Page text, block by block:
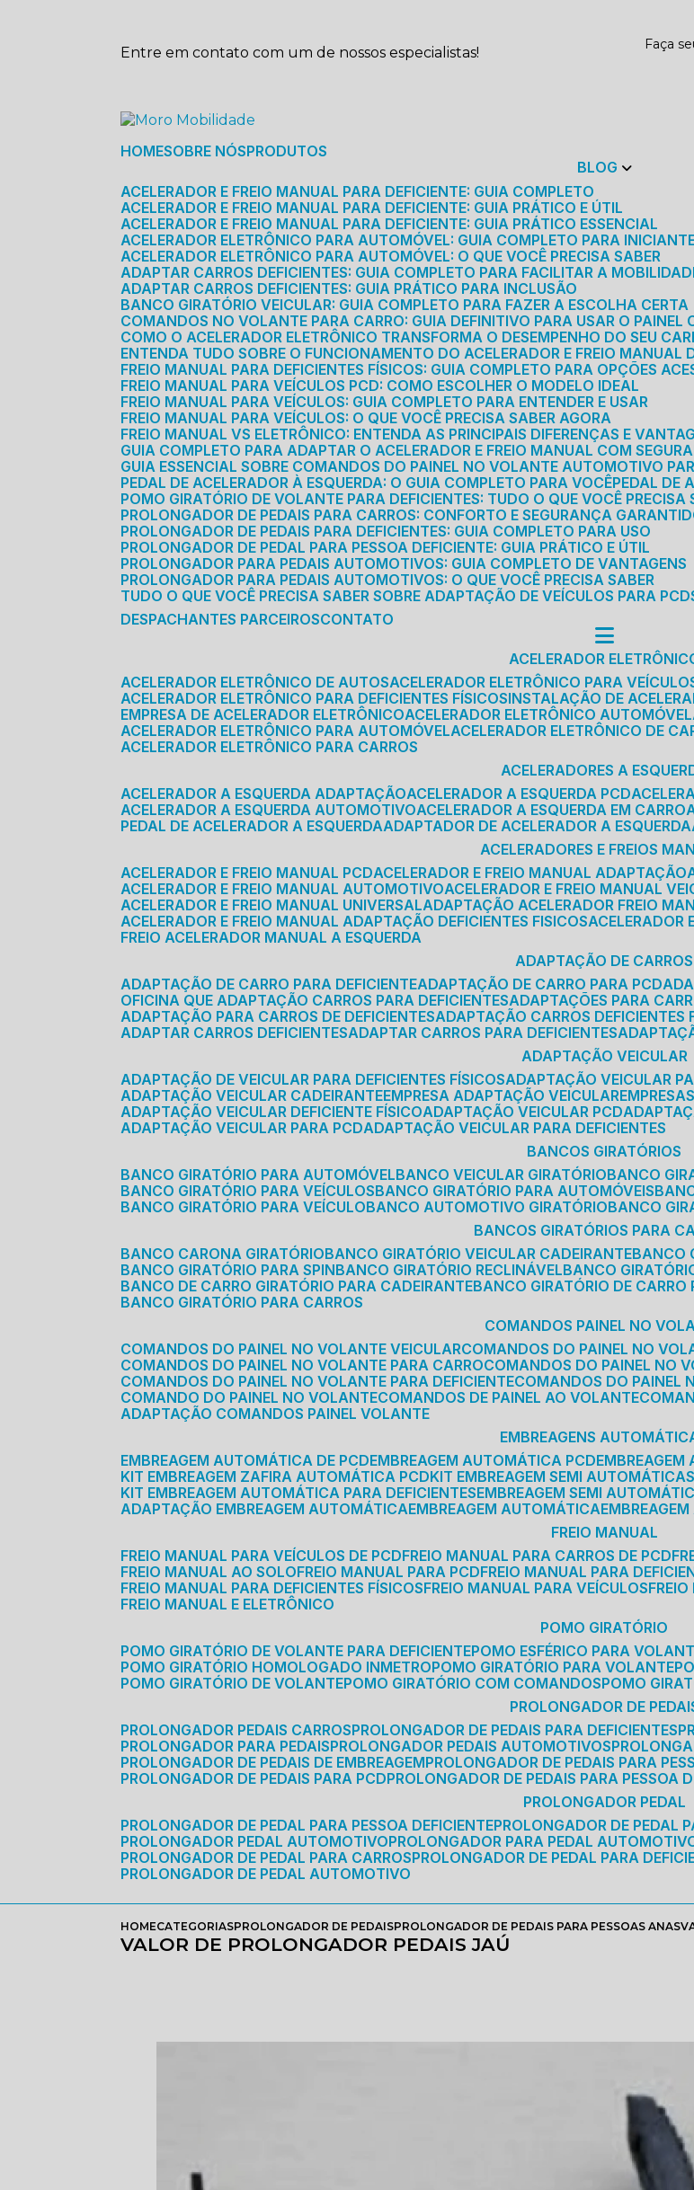
Entre em contato com um de nossos especialistas!
Faça
HOME SOBRE NÓS PRODUTOS
BLOG
ACELERADOR E FREIO MANUAL PARA DEFICIENTE: GUIA COMPLETO
ACELERADOR E FREIO MANUAL PARA DEFICIENTE: GUIA PRÁTICO E ÚTIL
ACELERADOR E FREIO MANUAL PARA DEFICIENTE: GUIA PRÁTICO ESSENCIAL
ACELERADOR ELETRÔNICO PARA AUTOMÓVEL: GUIA COMPLETO PARA
ACELERADOR ELETRÔNICO PARA AUTOMÓVEL: O QUE VOCÊ PRECISA SABER
ADAPTAR CARROS DEFICIENTES: GUIA COMPLETO PARA FACILITAR A
ADAPTAR CARROS DEFICIENTES: GUIA PRÁTICO PARA INCLUSÃO
BANCO GIRATÓRIO VEICULAR: GUIA COMPLETO PARA FAZER A ESCOLHA CERTA
COMANDOS NO VOLANTE PARA CARRO: GUIA DEFINITIVO PARA USAR O PAINEL
COMO O ACELERADOR ELETRÔNICO TRANSFORMA O DESEMPENHO DO SEU
ENTENDA TUDO SOBRE O FUNCIONAMENTO DO ACELERADOR E FREIO MANUAL
FREIO MANUAL PARA DEFICIENTES FÍSICOS: GUIA COMPLETO PARA OPÇÕES
FREIO MANUAL PARA VEÍCULOS PCD: COMO ESCOLHER O MODELO IDEAL
FREIO MANUAL PARA VEÍCULOS: GUIA COMPLETO PARA ENTENDER E USAR
FREIO MANUAL PARA VEÍCULOS: O QUE VOCÊ PRECISA SABER AGORA
FREIO MANUAL VS ELETRÔNICO: ENTENDA AS PRINCIPAIS DIFERENÇAS E
GUIA COMPLETO PARA ADAPTAR O ACELERADOR E FREIO MANUAL COM
GUIA ESSENCIAL SOBRE COMANDOS DO PAINEL NO VOLANTE AUTOMOTIVO
PEDAL DE ACELERADOR À ESQUERDA: O GUIA COMPLETO PARA VOCÊ PEDAL DE
POMO GIRATÓRIO DE VOLANTE PARA DEFICIENTES: TUDO O QUE VOCÊ PRECISA
PROLONGADOR DE PEDAIS PARA CARROS: CONFORTO E SEGURANÇA
PROLONGADOR DE PEDAIS PARA DEFICIENTES: GUIA COMPLETO PARA USO
PROLONGADOR DE PEDAL PARA PESSOA DEFICIENTE: GUIA PRÁTICO E ÚTIL
PROLONGADOR PARA PEDAIS AUTOMOTIVOS: GUIA COMPLETO DE VANTAGENS
PROLONGADOR PARA PEDAIS AUTOMOTIVOS: O QUE VOCÊ PRECISA SABER
TUDO O QUE VOCÊ PRECISA SABER SOBRE ADAPTAÇÃO DE VEÍCULOS PARA
DESPACHANTES PARCEIROS
CONTATO
ACELERADOR
ACELERADOR ELETRÔNICO DE AUTOS ACELERADOR ELETRÔNICO PARA
ACELERADOR ELETRÔNICO PARA DEFICIENTES FÍSICOS INSTALAÇÃO DE
EMPRESA DE ACELERADOR ELETRÔNICO ACELERADOR ELETRÔNICO AUTOMÓVEL
ACELERADOR ELETRÔNICO PARA AUTOMÓVEL ACELERADOR ELETRÔNICO DE
ACELERADOR ELETRÔNICO PARA CARROS
ACELERADORES A
ACELERADOR A ESQUERDA ADAPTAÇÃO ACELERADOR A ESQUERDA PCD
ACELERADOR A ESQUERDA AUTOMOTIVO ACELERADOR A ESQUERDA EM CARRO
PEDAL DE ACELERADOR A ESQUERDA
ADAPTADOR DE ACELERADOR A ESQUERDA
ACELERADORES E FREIOS
ACELERADOR E FREIO MANUAL PCD ACELERADOR E FREIO MANUAL ADAPTAÇÃO
ACELERADOR E FREIO MANUAL AUTOMOTIVO ACELERADOR E FREIO MANUAL
ACELERADOR E FREIO MANUAL UNIVERSAL
ADAPTAÇÃO ACELERADOR FREIO
ACELERADOR E FREIO MANUAL ADAPTAÇÃO DEFICIENTES FISICOS
FREIO ACELERADOR MANUAL A ESQUERDA
ADAPTAÇÃO DE CARROS
ADAPTAÇÃO DE CARRO PARA DEFICIENTE
ADAPTAÇÃO DE CARRO PARA PCD
OFICINA QUE ADAPTAÇÃO CARROS PARA DEFICIENTES
ADAPTAÇÕES PARA
ADAPTAÇÃO PARA CARROS DE DEFICIENTES
ADAPTAÇÃO CARROS DEFICIENTES
ADAPTAR CARROS DEFICIENTES
ADAPTAR CARROS PARA DEFICIENTES
ADAPTAÇÃO VEICULAR
ADAPTAÇÃO DE VEICULAR PARA DEFICIENTES FÍSICOS
ADAPTAÇÃO VEICULAR
ADAPTAÇÃO VEICULAR CADEIRANTE EMPRESA ADAPTAÇÃO VEICULAR
ADAPTAÇÃO VEICULAR DEFICIENTE FÍSICO
ADAPTAÇÃO VEICULAR PCD
ADAPTAÇÃO VEICULAR PARA PCD
ADAPTAÇÃO VEICULAR PARA DEFICIENTES
BANCOS GIRATÓRIOS
BANCO GIRATÓRIO PARA AUTOMÓVEL
BANCO VEICULAR GIRATÓRIO BANCO
BANCO GIRATÓRIO PARA VEÍCULOS
BANCO GIRATÓRIO PARA AUTOMÓVEIS
BANCO GIRATÓRIO PARA VEÍCULO
BANCO AUTOMOTIVO GIRATÓRIO BANCO
BANCOS GIRATÓRIOS PARA
BANCO CARONA GIRATÓRIO
BANCO GIRATÓRIO VEICULAR CADEIRANTE
BANCO GIRATÓRIO PARA SPIN
BANCO GIRATÓRIO RECLINÁVEL BANCO
BANCO DE CARRO GIRATÓRIO PARA CADEIRANTE BANCO GIRATÓRIO DE
BANCO GIRATÓRIO PARA CARROS
COMANDOS PAINEL NO
COMANDOS DO PAINEL NO VOLANTE VEICULAR
COMANDOS DO PAINEL NO
COMANDOS DO PAINEL NO VOLANTE PARA CARRO
COMANDOS DO PAINEL NO
COMANDOS DO PAINEL NO VOLANTE PARA DEFICIENTE
COMANDOS DO PAINEL
COMANDO DO PAINEL NO VOLANTE
COMANDOS DE PAINEL AO VOLANTE
ADAPTAÇÃO COMANDOS PAINEL VOLANTE
EMBREAGENS
EMBREAGEM AUTOMÁTICA DE PCD EMBREAGEM AUTOMÁTICA PCD
KIT EMBREAGEM ZAFIRA AUTOMÁTICA PCD
KIT EMBREAGEM SEMI AUTOMÁTICA
KIT EMBREAGEM AUTOMÁTICA PARA DEFICIENTES EMBREAGEM SEMI
ADAPTAÇÃO EMBREAGEM AUTOMÁTICA EMBREAGEM AUTOMÁTICA
FREIO MANUAL
FREIO MANUAL PARA VEÍCULOS DE PCD FREIO MANUAL PARA CARROS DE PCD
FREIO MANUAL AO SOLO FREIO MANUAL PARA PCD FREIO MANUAL PARA
FREIO MANUAL PARA DEFICIENTES FÍSICOS FREIO MANUAL PARA VEÍCULOS
FREIO MANUAL E ELETRÔNICO
POMO GIRATÓRIO
POMO GIRATÓRIO DE VOLANTE PARA DEFICIENTE POMO ESFÉRICO PARA
POMO GIRATÓRIO HOMOLOGADO INMETRO POMO GIRATÓRIO PARA VOLANTE
POMO GIRATÓRIO DE VOLANTE POMO GIRATÓRIO COM COMANDOS POMO
PROLONGADOR DE
PROLONGADOR PEDAIS CARROS PROLONGADOR DE PEDAIS PARA DEFICIENTES
PROLONGADOR PARA PEDAIS PROLONGADOR PEDAIS AUTOMOTIVOS
PROLONGADOR DE PEDAIS DE EMBREAGEM PROLONGADOR DE PEDAIS PARA
PROLONGADOR DE PEDAIS PARA PCD PROLONGADOR DE PEDAIS PARA PESSOA
PROLONGADOR PEDAL
PROLONGADOR DE PEDAL PARA PESSOA DEFICIENTE PROLONGADOR DE PEDAL
PROLONGADOR PEDAL AUTOMOTIVO PROLONGADOR PARA PEDAL
PROLONGADOR DE PEDAL PARA CARROS PROLONGADOR DE PEDAL PARA
PROLONGADOR DE PEDAL AUTOMOTIVO
HOMECATEGORIASPROLONGADOR DE PEDAISPROLONGADOR DE PEDAIS PARA PESSOAS ANAS
VALOR DE PROLONGADOR PEDAIS JAÚ